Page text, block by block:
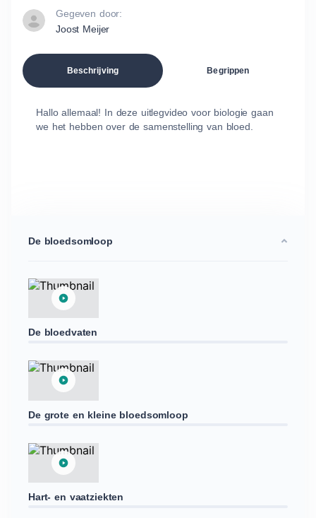
Gegeven door:
Joost Meijer
Beschrijving Begrippen
Hallo allemaal! In deze uitlegvideo voor biologie gaan
we het hebben over de samenstelling van bloed.
De bloedsomloop
De bloedvaten
De grote en kleine bloedsomloop
Hart- en vaatziekten